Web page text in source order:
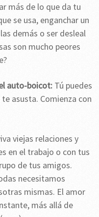
más de lo que da tu
se usa, enganchar un
demás o ser desleal
son mucho peores
auto-boicot: Tú puedes
asusta. Comienza con
viejas relaciones y
en el trabajo o con tus
de tus amigos.
necesitamos
mismas. El amor
más allá de